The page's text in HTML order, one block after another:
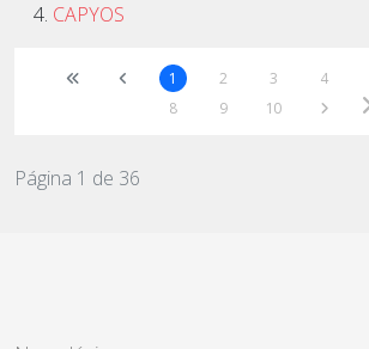
CAPYOS
1 2 3 4
8
9 10
Página 1 de 36